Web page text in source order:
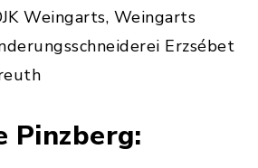
Weingarts, Weingarts
Erzsébet
Pinzberg: